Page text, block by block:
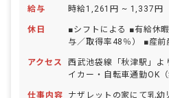
給与 時給1,261円 ~ 1,337円
休日
■シフトによる ■有給休
与／取得率48％） ■産前
得実績あり） ■介護休業制度あり（取得
実績あり） ■クリスマス
日） ・お休みの相談もしやすい職場です
アクセス
西武池袋線「秋津駅」より
イカー・自転車通勤OK
仕事内容
ナザレットの家にて乳幼